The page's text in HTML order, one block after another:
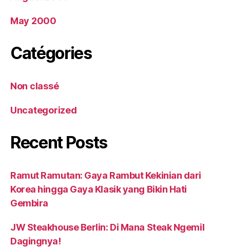
May 2000
Catégories
Non classé
Uncategorized
Recent Posts
Ramut Ramutan: Gaya Rambut Kekinian dari
Korea hingga Gaya Klasik yang Bikin Hati
Gembira
JW Steakhouse Berlin: Di Mana Steak Ngemil
Dagingnya!